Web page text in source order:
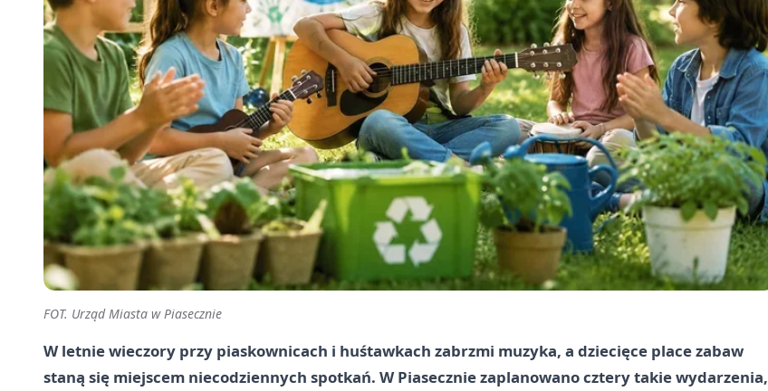
FOT. Urząd Miasta w Piasecznie
W letnie wieczory przy piaskownicach i huśtawkach zabrzmi muzyka, a dziecięce place zabaw
staną się miejscem niecodziennych spotkań. W Piasecznie zaplanowano cztery takie wydarzenia,